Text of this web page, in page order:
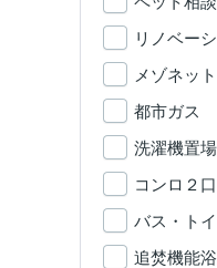
リノベー
メゾネット
都市ガス
洗濯機置
コンロ２
バス・ト
追焚機能